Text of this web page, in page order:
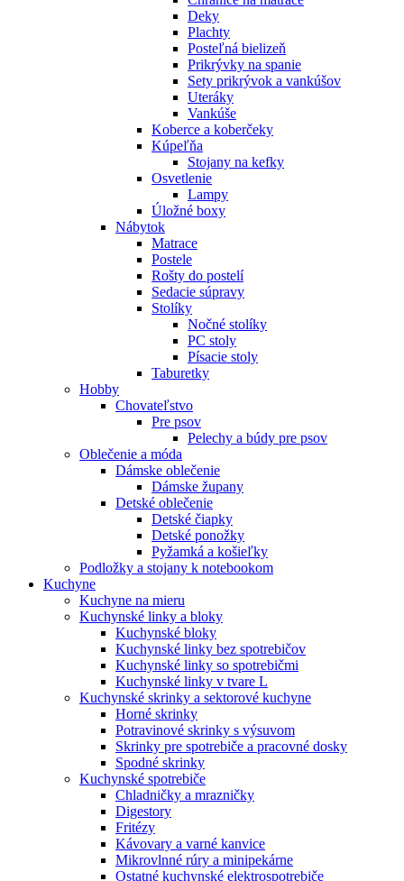
Deky
Plachty
Posteľná bielizeň
Prikrývky na spanie
Sety prikrývok a vankúšov
Uteráky
Vankúše
Koberce a koberčeky
Kúpeľňa
Stojany na kefky
Osvetlenie
Lampy
Úložné boxy
Nábytok
Matrace
Postele
Rošty do postelí
Sedacie súpravy
Stolíky
Nočné stolíky
PC stoly
Písacie stoly
Taburetky
Hobby
Chovateľstvo
Pre psov
Pelechy a búdy pre psov
Oblečenie a móda
Dámske oblečenie
Dámske župany
Detské oblečenie
Detské čiapky
Detské ponožky
Pyžamká a košieľky
Podložky a stojany k notebookom
Kuchyne
Kuchyne na mieru
Kuchynské linky a bloky
Kuchynské bloky
Kuchynské linky bez spotrebičov
Kuchynské linky so spotrebičmi
Kuchynské linky v tvare L
Kuchynské skrinky a sektorové kuchyne
Horné skrinky
Potravinové skrinky s výsuvom
Skrinky pre spotrebiče a pracovné dosky
Spodné skrinky
Kuchynské spotrebiče
Chladničky a mrazničky
Digestory
Fritézy
Kávovary a varné kanvice
Mikrovlnné rúry a minipekárne
Ostatné kuchynské elektrospotrebiče